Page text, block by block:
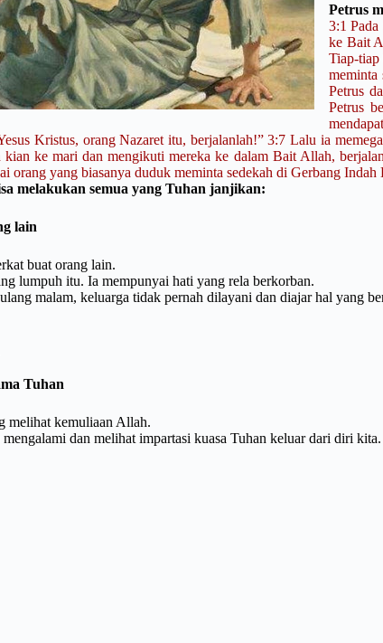
Petrus
3:1
ke Bait
Tiap-tiap
meminta
Petrus
Petrus
Kristus, orang Nazaret itu, berjalanlah!” 3:7 Lalu ia
ke mari dan mengikuti mereka ke dalam Bait Allah,
orang yang biasanya duduk meminta sedekah di Gerbang
melakukan semua yang Tuhan janjikan:
lain
buat orang lain.
lumpuh itu. Ia mempunyai hati yang rela berkorban.
malam, keluarga tidak pernah dilayani dan diajar hal yang
Tuhan
melihat kemuliaan Allah.
dan melihat impartasi kuasa Tuhan keluar dari diri kita.